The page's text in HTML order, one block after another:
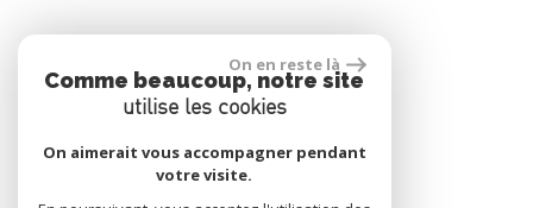
Se connecter
On en reste là
Comme beaucoup, notre site
utilise les cookies
On aimerait vous accompagner pendant
votre visite.